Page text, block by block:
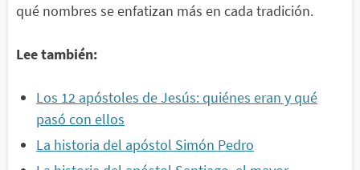
qué nombres se enfatizan más en cada tradición.
Lee también:
Los 12 apóstoles de Jesús: quiénes eran y qué
pasó con ellos
La historia del apóstol Simón Pedro